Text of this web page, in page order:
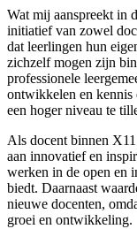
Wat mij aanspreekt in
initiatief van zowel
dat leerlingen hun
zichzelf mogen zijn
professionele
ontwikkelen en kennis
een hoger niveau te
Als docent binnen
aan innovatief en
werken in de open en
biedt. Daarnaast
nieuwe docenten,
groei en ontwikkeling.